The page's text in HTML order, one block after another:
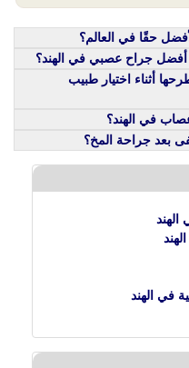
حقًا في العالم؟
جراح عصبي في الهند؟
أثناء اختيار طبيب
في الهند؟
بعد جراحة المخ؟
الهند
في الهند